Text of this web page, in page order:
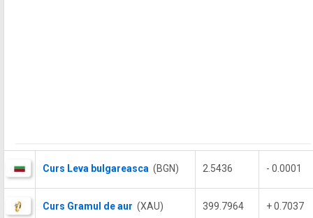
Curs Leva bulgareasca (BGN) 2.5436 - 0.0001
Curs Gramul de aur (XAU) 399.7964 + 0.7037